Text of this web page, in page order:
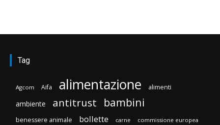
Tag
Agcom Aifa alimentazione alimenti
ambiente antitrust bambini
benessere animale bollette carne commissione europea